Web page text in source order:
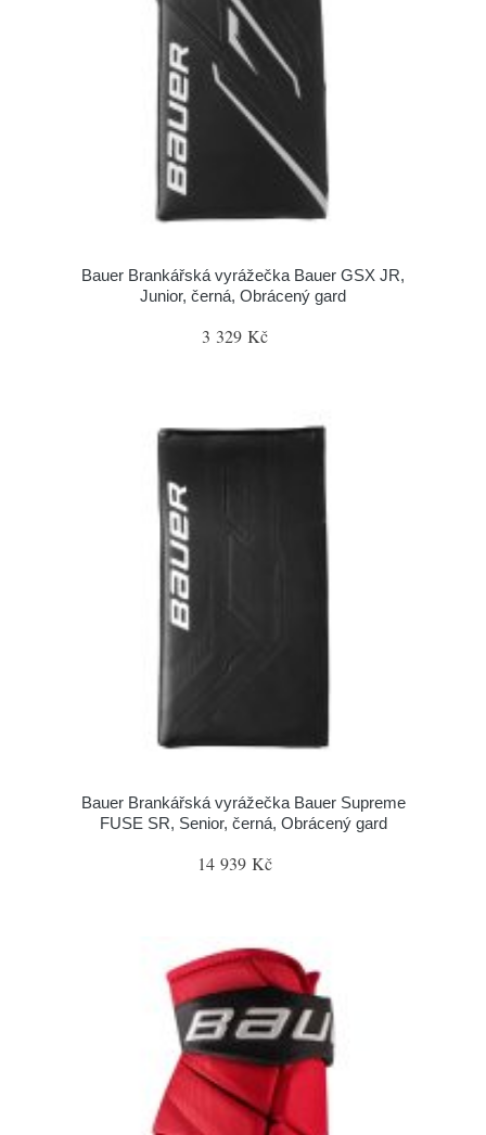
Bauer Brankářská vyrážečka Bauer GSX JR,
Junior, černá, Obrácený gard
3 329 Kč
Bauer Brankářská vyrážečka Bauer Supreme
FUSE SR, Senior, černá, Obrácený gard
14 939 Kč